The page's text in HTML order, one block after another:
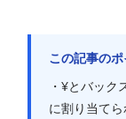
この記事の
・¥とバック
に割り当て